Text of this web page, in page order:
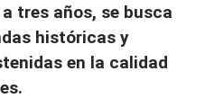
tres años, se busca
históricas y
en la calidad